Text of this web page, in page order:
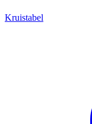
Kruistabel